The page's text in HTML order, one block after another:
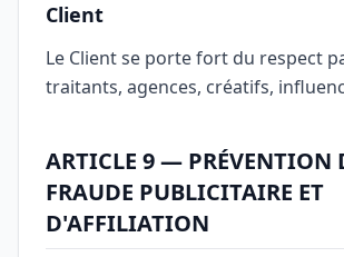
Client
Le Client se porte fort du respect
traitants, agences, créatifs,
ARTICLE 9 — PRÉVENTION
FRAUDE PUBLICITAIRE ET
D'AFFILIATION